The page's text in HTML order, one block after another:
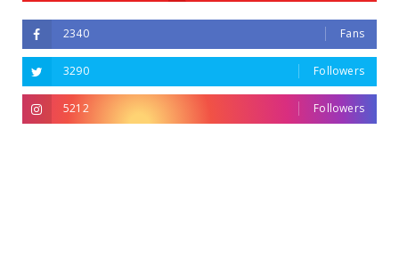
2340 Fans
3290 Followers
5212 Followers